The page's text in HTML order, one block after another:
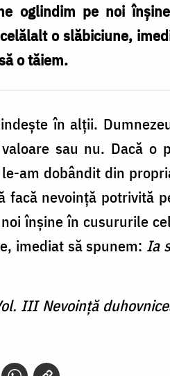
oglindim pe noi
o slăbiciune,
o tăiem.
în alţii.
sau nu. Dacă o
am dobândit din
nevoinţă potrivită
înşine în cusururile
imediat să spunem: Ia
III Nevoință